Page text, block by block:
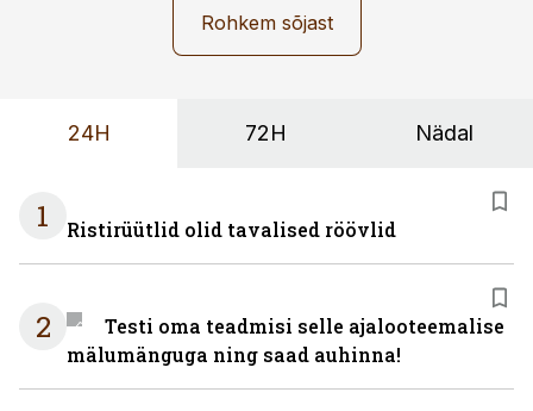
Rohkem sõjast
24H 72H Nädal
1 Ristirüütlid olid tavalised röövlid
2
Testi oma teadmisi selle ajalooteemalise
mälumänguga ning saad auhinna!